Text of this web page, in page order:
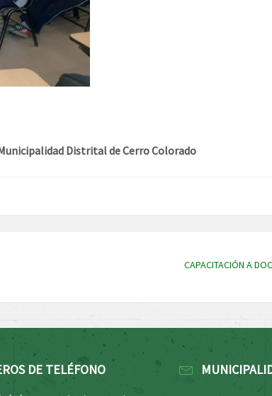
Distrital de Cerro Colorado
CAPACITACIÓN A
DE TELÉFONO